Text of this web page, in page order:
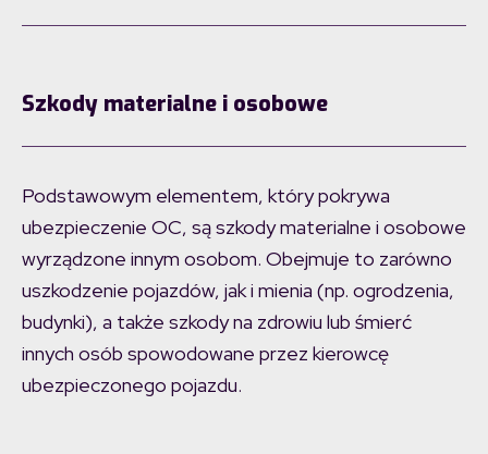
Szkody materialne i osobowe
Podstawowym elementem, który pokrywa
ubezpieczenie OC, są szkody materialne i osobowe
wyrządzone innym osobom. Obejmuje to zarówno
uszkodzenie pojazdów, jak i mienia (np. ogrodzenia,
budynki), a także szkody na zdrowiu lub śmierć
innych osób spowodowane przez kierowcę
ubezpieczonego pojazdu.